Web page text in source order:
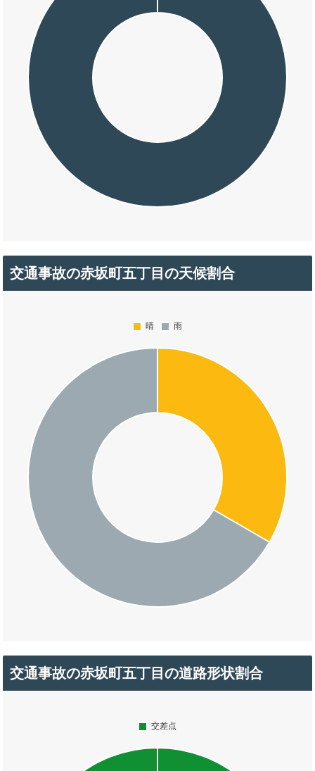
交通事故の赤坂町五丁目の天候割合
交通事故の赤坂町五丁目の道路形状割合